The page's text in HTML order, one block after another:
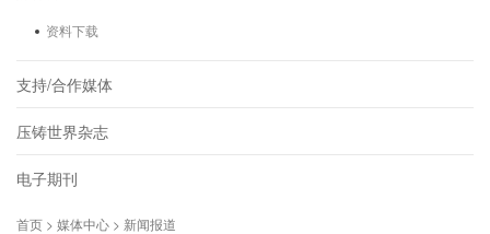
资料下载
支持/合作媒体
压铸世界杂志
电子期刊
首页 > 媒体中心 > 新闻报道